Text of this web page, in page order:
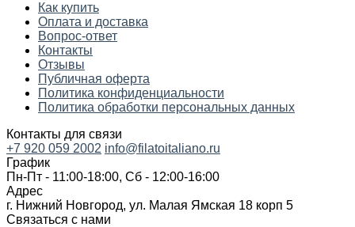
Как купить
Оплата и доставка
Вопрос-ответ
Контакты
Отзывы
Публичная оферта
Политика конфиденциальности
Политика обработки персональных данных
Контакты для связи
+7 920 059 2002 info@filatoitaliano.ru
График
Пн-Пт - 11:00-18:00, Сб - 12:00-16:00
Адрес
г. Нижний Новгород, ул. Малая Ямская 18 корп 5
Связаться с нами